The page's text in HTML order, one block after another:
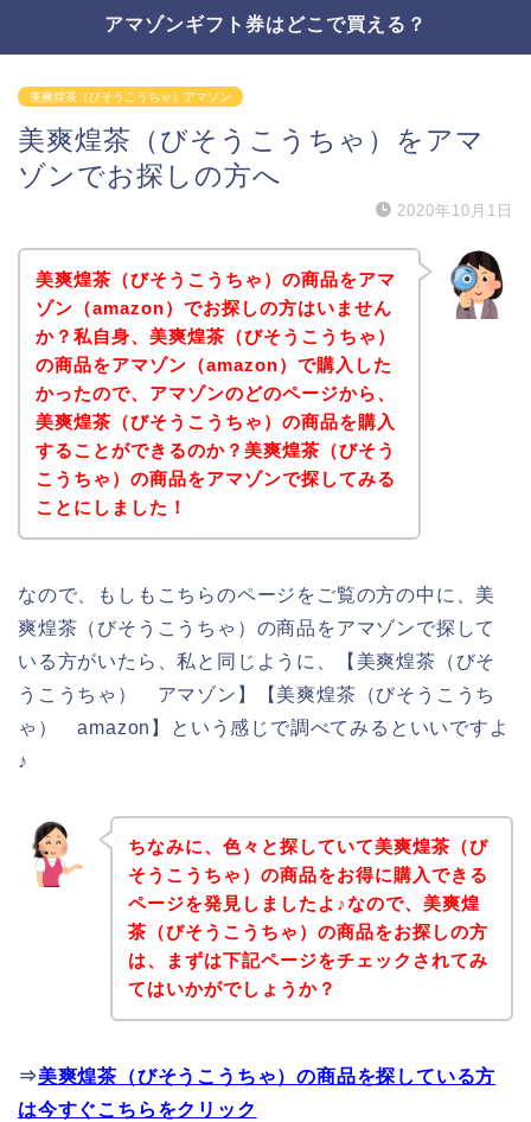
アマゾンギフト券はどこで買える？
美爽煌茶（びそうこうちゃ）アマゾン
美爽煌茶（びそうこうちゃ）をアマ
ゾンでお探しの方へ
2020年10月1日
美爽煌茶（びそうこうちゃ）の商品をアマ
ゾン（amazon）でお探しの方はいません
か？私自身、美爽煌茶（びそうこうちゃ）
の商品をアマゾン（amazon）で購入した
かったので、アマゾンのどのページから、
美爽煌茶（びそうこうちゃ）の商品を購入
することができるのか？美爽煌茶（びそう
こうちゃ）の商品をアマゾンで探してみる
ことにしました！
なので、もしもこちらのページをご覧の方の中に、美
爽煌茶（びそうこうちゃ）の商品をアマゾンで探して
いる方がいたら、私と同じように、【美爽煌茶（びそ
うこうちゃ） アマゾン】【美爽煌茶（びそうこうち
ゃ） amazon】という感じで調べてみるといいですよ
♪
ちなみに、色々と探していて美爽煌茶（び
そうこうちゃ）の商品をお得に購入できる
ページを発見しましたよ♪なので、美爽煌
茶（びそうこうちゃ）の商品をお探しの方
は、まずは下記ページをチェックされてみ
てはいかがでしょうか？
⇒美爽煌茶（びそうこうちゃ）の商品を探している方
は今すぐこちらをクリック